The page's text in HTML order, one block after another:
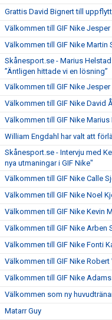
Grattis David Bignert till
Välkommen till GIF Nike
Välkommen till GIF Nike Martin
Skånesport.se - Marius
”Äntligen hittade vi en lösning”
Välkommen till GIF Nike Jesper
Välkommen till GIF Nike David
Välkommen till GIF Nike Marius
William Engdahl har valt att
Skånesport.se - Intervju med
nya utmaningar i GIF Nike"
Välkommen till GIF Nike Calle
Välkommen till GIF Nike Noel
Välkommen till GIF Nike Kevin
Välkommen till GIF Nike Arben
Välkommen till GIF Nike Fonti
Välkommen till GIF Nike Robert
Välkommen till GIF Nike
Välkommen som ny
Matarr Guy